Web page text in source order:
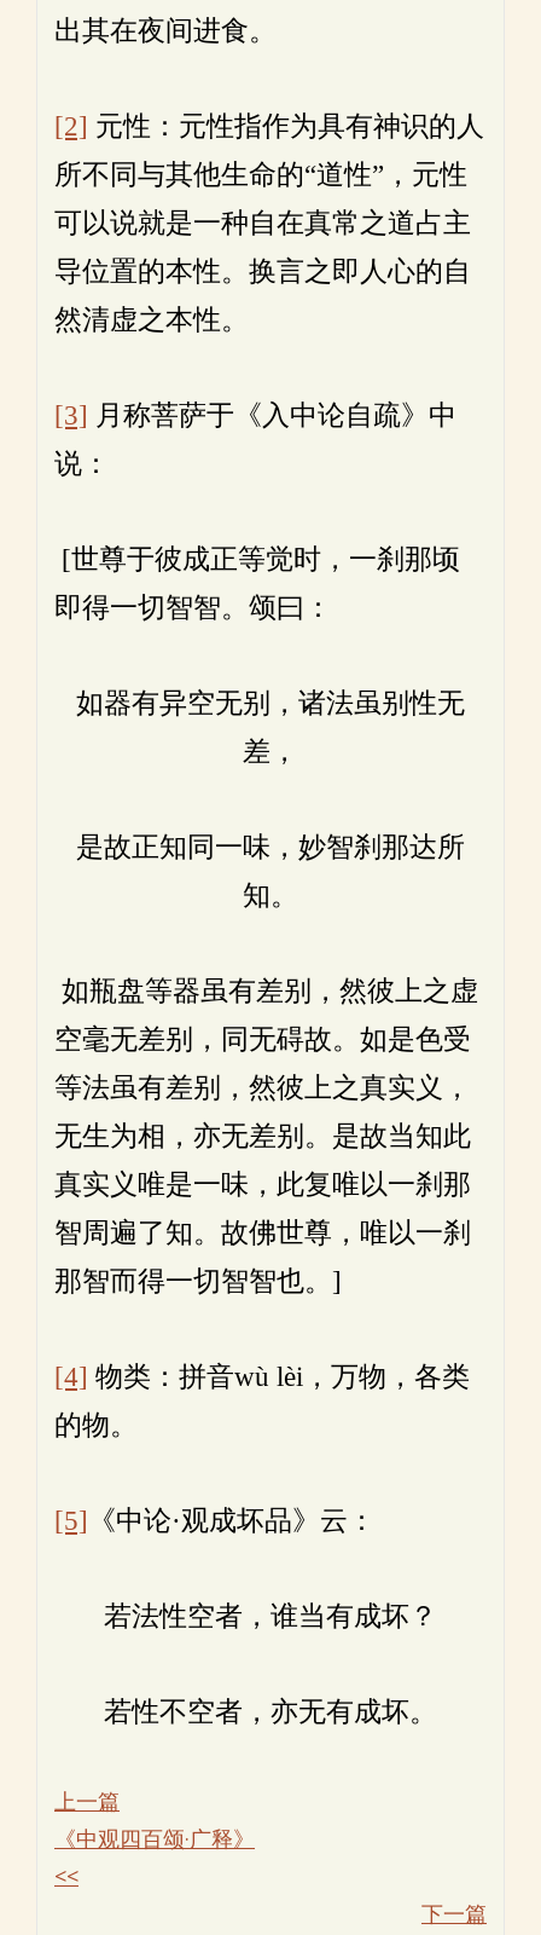
出其在夜间进食。
[2] 元性：元性指作为具有神识的人
所不同与其他生命的“道性”，元性
可以说就是一种自在真常之道占主
导位置的本性。换言之即人心的自
然清虚之本性。
[3] 月称菩萨于《入中论自疏》中
说：
[世尊于彼成正等觉时，一刹那顷
即得一切智智。颂曰：
如器有异空无别，诸法虽别性无
差，
是故正知同一味，妙智刹那达所
知。
如瓶盘等器虽有差别，然彼上之虚
空毫无差别，同无碍故。如是色受
等法虽有差别，然彼上之真实义，
无生为相，亦无差别。是故当知此
真实义唯是一味，此复唯以一刹那
智周遍了知。故佛世尊，唯以一刹
那智而得一切智智也。]
[4] 物类：拼音wù lèi，万物，各类
的物。
[5] 《中论·观成坏品》云：
若法性空者，谁当有成坏？
若性不空者，亦无有成坏。
上一篇
《中观四百颂·广释》
<<
下一篇